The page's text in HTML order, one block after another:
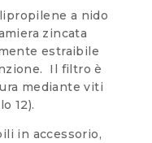
a nido
zincata
estraibile
Il filtro è
mediante viti
12).
in accessorio,